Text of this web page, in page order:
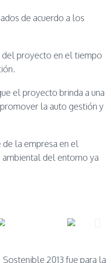
de acuerdo a los
proyecto en el tiempo
el proyecto brinda a una
la auto gestión y
la empresa en el
del entorno ya
2013 fue para la